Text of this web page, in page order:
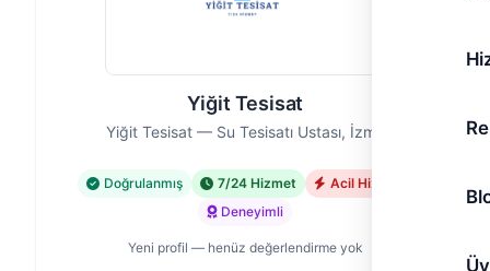
Yiğit Tesisat
Yiğit Tesisat — Su Tesisatı Ustası, İzmir
Doğrulanmış 7/24 Hizmet
Acil Hizmet
Deneyimli
Yeni profil — henüz değerlendirme yok